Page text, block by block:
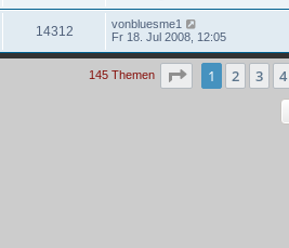
14312 vonbluesme1
Fr 18. Jul 2008, 12:05
145 Themen Seite von8
1 2 3 4